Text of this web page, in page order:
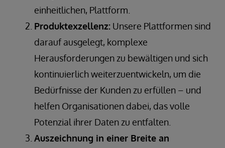
einheitlichen, Plattform.
Produktexzellenz: Unsere Plattformen sind
darauf ausgelegt, komplexe
Herausforderungen zu bewältigen und sich
kontinuierlich weiterzuentwickeln, um die
Bedürfnisse der Kunden zu erfüllen – und
helfen Organisationen dabei, das volle
Potenzial ihrer Daten zu entfalten.
Auszeichnung in einer Breite an